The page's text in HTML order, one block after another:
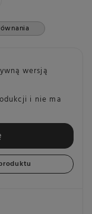
wersją
i nie ma